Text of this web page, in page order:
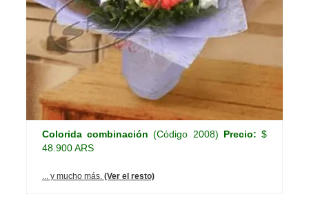
Colorida combinación (Código 2008) Precio: $
48.900 ARS
... y mucho más. (Ver el resto)